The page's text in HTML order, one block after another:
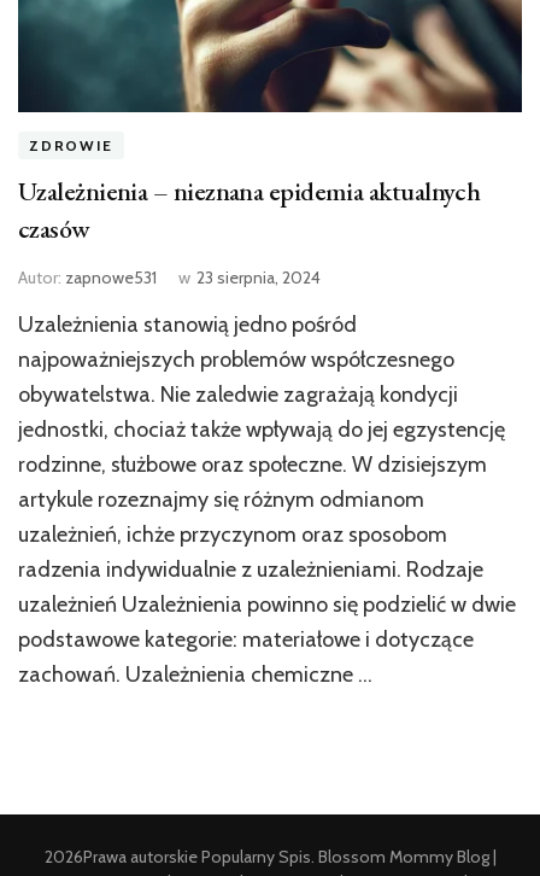
ZDROWIE
Uzależnienia – nieznana epidemia aktualnych
czasów
Autor: zapnowe531 w 23 sierpnia, 2024
Uzależnienia stanowią jedno pośród
najpoważniejszych problemów współczesnego
obywatelstwa. Nie zaledwie zagrażają kondycji
jednostki, chociaż także wpływają do jej egzystencję
rodzinne, służbowe oraz społeczne. W dzisiejszym
artykule rozeznajmy się różnym odmianom
uzależnień, ichże przyczynom oraz sposobom
radzenia indywidualnie z uzależnieniami. Rodzaje
uzależnień Uzależnienia powinno się podzielić w dwie
podstawowe kategorie: materiałowe i dotyczące
zachowań. Uzależnienia chemiczne …
2026Prawa autorskiePopularny Spis. Blossom Mommy Blog |